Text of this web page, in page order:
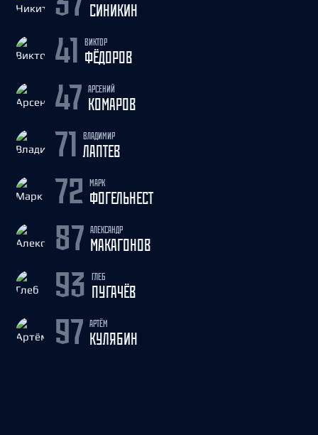
СИНИКИН
41 ВИКТОР
ФЁДОРОВ
47 АРСЕНИЙ
КОМАРОВ
71 ВЛАДИМИР
ЛАПТЕВ
72 МАРК
ФОГЕЛЬНЕСТ
87 АЛЕКСАНДР
МАКАГОНОВ
93 ГЛЕБ
ПУГАЧЁВ
97 АРТЁМ
КУЛЯБИН